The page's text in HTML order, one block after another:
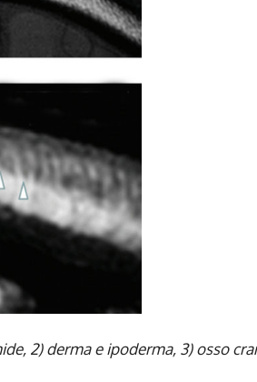
2) derma e ipoderma, 3) osso